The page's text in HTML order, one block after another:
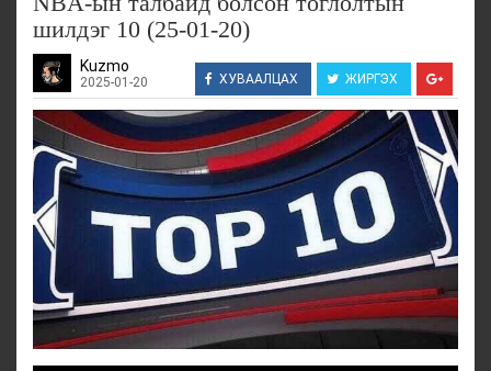
шилдэг 10 (25-01-20)
Kuzmo
2025-01-20 ХУВААЛЦАХ ЖИРГЭХ